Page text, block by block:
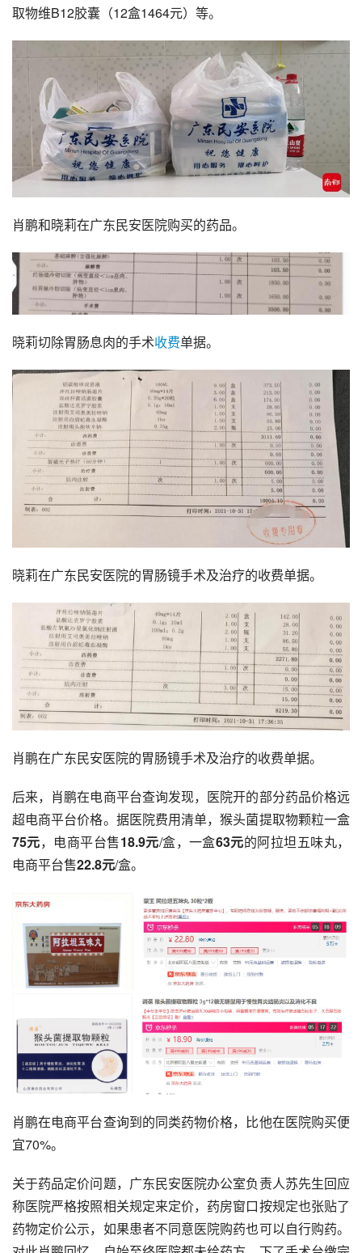
取物维B12胶囊（12盒1464元）等。
肖鹏和晓莉在广东民安医院购买的药品。
晓莉切除胃肠息肉的手术收费单据。
晓莉在广东民安医院的胃肠镜手术及治疗的收费单据。
肖鹏在广东民安医院的胃肠镜手术及治疗的收费单据。
后来，肖鹏在电商平台查询发现，医院开的部分药品价格远
超电商平台价格。据医院费用清单，猴头菌提取物颗粒一盒
75元，电商平台售18.9元/盒，一盒63元的阿拉坦五味丸，
电商平台售22.8元/盒。
肖鹏在电商平台查询到的同类药物价格，比他在医院购买便
宜70%。
关于药品定价问题，广东民安医院办公室负责人苏先生回应
称医院严格按照相关规定来定价，药房窗口按规定也张贴了
药物定价公示，如果患者不同意医院购药也可以自行购药。